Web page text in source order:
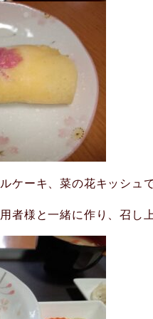
ケーキ、菜の花キッシュ
者様と一緒に作り、召し